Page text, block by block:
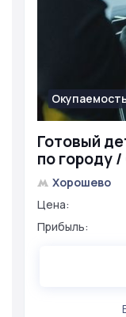
Готовый
по городу
Хорошево
Цена:
Прибыль: